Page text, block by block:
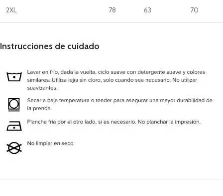
2XL 78 63 70
Instrucciones de cuidado